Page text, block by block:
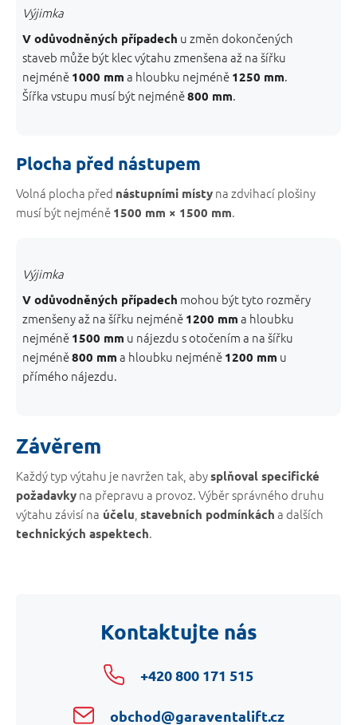
Výjimka
V odůvodněných případech u změn dokončených
staveb může být klec výtahu zmenšena až na šířku
nejméně 1000 mm a hloubku nejméně 1250 mm.
Šířka vstupu musí být nejméně800 mm.
Plocha před nástupem
Volná plocha před nástupními místy na zdvihací plošiny
musí být nejméně 1500 mm × 1500 mm.
Výjimka
V odůvodněných případech mohou být tyto rozměry
zmenšeny až na šířku nejméně 1200 mm a hloubku
nejméně 1500 mm u nájezdu s otočením a na šířku
nejméně800 mm a hloubku nejméně 1200 mm u
přímého nájezdu.
Závěrem
Každý typ výtahu je navržen tak, abysplňoval specifické
požadavky na přepravu a provoz. Výběr správného druhu
výtahu závisí na účelu stavebních podmínkách a dalších
technických aspektech.
Kontaktujte nás
+420 800 171 515
obchod@garaventalift.cz